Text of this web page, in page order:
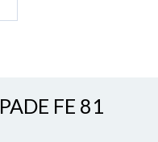
FE 81